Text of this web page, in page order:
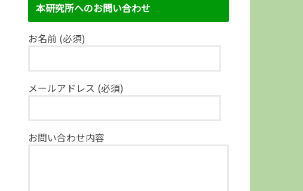
本研究所へのお問い合わせ
お名前 (必須)
メールアドレス (必須)
お問い合わせ内容